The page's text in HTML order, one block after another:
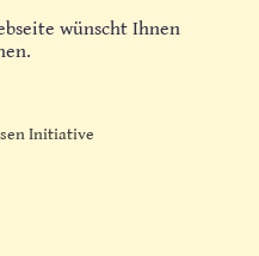
wünscht Ihnen